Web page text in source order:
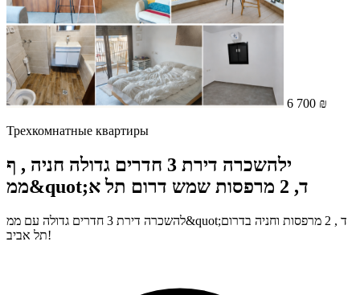
6 700 ₪
Трехкомнатные квартиры
ילהשכרה דירת 3 חדרים גדולה חניה , ף
ממ&quot;ד, 2 מרפסות שמש דרום תל א
להשכרה דירת 3 חדרים גדולה עם ממ&quot;ד , 2 מרפסות וחניה בדרום
תל אביב!